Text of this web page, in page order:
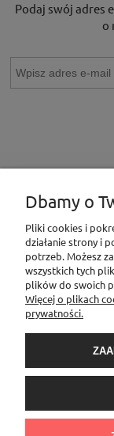
Podaj swój adres
o
Sklep
Dbamy o
Pliki cookies i
działanie strony i
potrzeb. Możesz
wszystkich tych
plików do swoich
Więcej o plikach
prywatności.